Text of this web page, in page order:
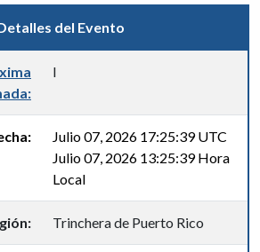
del Evento
I
Julio 07, 2026 17:25:39 UTC
Julio 07, 2026 13:25:39 Hora
Local
Trinchera de Puerto Rico